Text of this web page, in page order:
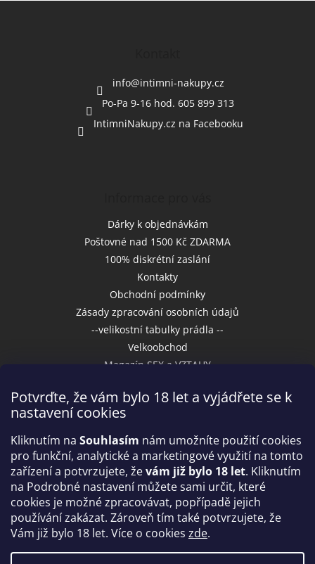
Potvrďte, že vám bylo 18 let a vyjádřete se k
nastavení cookies
Kliknutím na Souhlasím nám umožníte použití cookies
pro funkční, analytické a marketingové využití na tomto
zařízení a potvrzujete, ževám již bylo 18 let. Kliknutím
na Podrobné nastavení můžete sami určit, které
cookies je možné zpracovávat, popřípadě jejich
používání zakázat. Zároveň tím také potvrzujete, že
Vám již bylo 18 let. Více o cookies zde.
info@intimni-nakupy.cz
Po-Pa 9-16 hod. 605 899 313
IntimniNakupy.cz na Facebooku
Dárky k objednávkám
Poštovné nad 1500 Kč ZDARMA
100% diskrétní zaslání
Kontakty
Obchodní podmínky
Zásady zpracování osobních údajů
--velikostní tabulky prádla --
Velkoobchod
Magazín SEX a VZTAHY
Přijímáme online platby